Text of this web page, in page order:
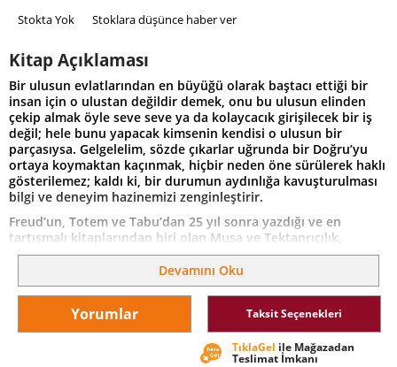
Stokta Yok Stoklara düşünce haber ver
Kitap Açıklaması
Bir ulusun evlatlarından en büyüğü olarak baştacı ettiği bir
insan için o ulustan değildir demek, onu bu ulusun elinden
çekip almak öyle seve seve ya da kolaycacık girişilecek bir iş
değil; hele bunu yapacak kimsenin kendisi o ulusun bir
parçasıysa. Gelgelelim, sözde çıkarlar uğrunda bir Doğru’yu
ortaya koymaktan kaçınmak, hiçbir neden öne sürülerek haklı
gösterilemez; kaldı ki, bir durumun aydınlığa kavuşturulması
bilgi ve deneyim hazinemizi zenginleştirir.
Freud’un, Totem ve Tabu’dan 25 yıl sonra yazdığı ve en
tartışmalı kitaplarından biri olan Musa ve Tektanrıcılık,
Musa’nın Yahudi olmadığı, gerçekte Eski Mısır asıllı olduğu,
Mısırlı bir tektanrıcı olan Akhenaton’un yakın takipçisi hatta
bizzat kendisi olabileceği iddiaları üzerine temelleniyor. Bu
iddiaları açıklayan üç ana bölüme ilave olarak ele alınan son
bir bölümde ise, tarihsel olaylarla ilgili hipotez üretme aracı
olarak psikanalitik teori üzerinde duruluyor.
Yahudi halkının birçok özelliğini anlama, özellikle de dinin
Devamını Oku
Yorumlar Taksit Seçenekleri
TıklaGel ile Mağazadan
Teslimat İmkanı